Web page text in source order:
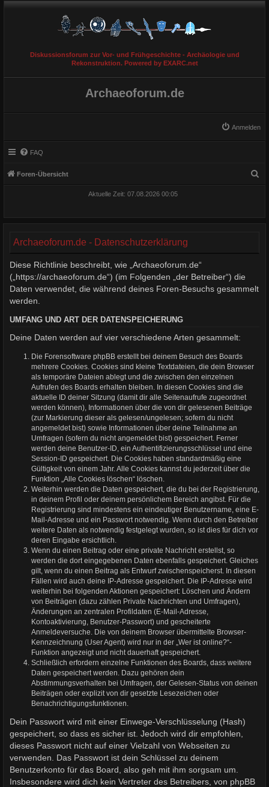
Diskussionsforum zur Vor- und Frühgeschichte - Archäologie und
Rekonstruktion. Powered by EXARC.net
Archaeoforum.de
Anmelden
FAQ
Foren-Übersicht
Aktuelle Zeit: 07.08.2026 00:05
Archaeoforum.de - Datenschutzerklärung
Diese Richtlinie beschreibt, wie „Archaeoforum.de“
(„https://archaeoforum.de“) (im Folgenden „der Betreiber“) die
Daten verwendet, die während deines Foren-Besuchs gesammelt
werden.
UMFANG UND ART DER DATENSPEICHERUNG
Deine Daten werden auf vier verschiedene Arten gesammelt:
Die Forensoftware phpBB erstellt bei deinem Besuch des Boards
mehrere Cookies. Cookies sind kleine Textdateien, die dein Browser
als temporäre Dateien ablegt und die zwischen den einzelnen
Aufrufen des Boards erhalten bleiben. In diesen Cookies sind die
aktuelle ID deiner Sitzung (damit dir alle Seitenaufrufe zugeordnet
werden können), Informationen über die von dir gelesenen Beiträge
(zur Markierung dieser als gelesen/ungelesen; sofern du nicht
angemeldet bist) sowie Informationen über deine Teilnahme an
Umfragen (sofern du nicht angemeldet bist) gespeichert. Ferner
werden deine Benutzer-ID, ein Authentifizierungsschlüssel und eine
Session-ID gespeichert. Die Cookies haben standardmäßig eine
Gültigkeit von einem Jahr. Alle Cookies kannst du jederzeit über die
Funktion „Alle Cookies löschen“ löschen.
Weiterhin werden die Daten gespeichert, die du bei der Registrierung,
in deinem Profil oder deinem persönlichem Bereich angibst. Für die
Registrierung sind mindestens ein eindeutiger Benutzername, eine E-
Mail-Adresse und ein Passwort notwendig. Wenn durch den Betreiber
weitere Daten als notwendig festgelegt wurden, so ist dies für dich vor
deren Eingabe ersichtlich.
Wenn du einen Beitrag oder eine private Nachricht erstellst, so
werden die dort eingegebenen Daten ebenfalls gespeichert. Gleiches
gilt, wenn du einen Beitrag als Entwurf zwischenspeicherst. In diesen
Fällen wird auch deine IP-Adresse gespeichert. Die IP-Adresse wird
weiterhin bei folgenden Aktionen gespeichert: Löschen und Ändern
von Beiträgen (dazu zählen Private Nachrichten und Umfragen),
Änderungen an zentralen Profildaten (E-Mail-Adresse,
Kontoaktivierung, Benutzer-Passwort) und gescheiterte
Anmeldeversuche. Die von deinem Browser übermittelte Browser-
Kennzeichnung (User Agent) wird nur in der „Wer ist online?“-
Funktion angezeigt und nicht dauerhaft gespeichert.
Schließlich erfordern einzelne Funktionen des Boards, dass weitere
Daten gespeichert werden. Dazu gehören dein
Abstimmungsverhalten bei Umfragen, der Gelesen-Status von deinen
Beiträgen oder explizit von dir gesetzte Lesezeichen oder
Benachrichtigungsfunktionen.
Dein Passwort wird mit einer Einwege-Verschlüsselung (Hash)
gespeichert, so dass es sicher ist. Jedoch wird dir empfohlen,
dieses Passwort nicht auf einer Vielzahl von Webseiten zu
verwenden. Das Passwort ist dein Schlüssel zu deinem
Benutzerkonto für das Board, also geh mit ihm sorgsam um.
Insbesondere wird dich kein Vertreter des Betreibers, von phpBB